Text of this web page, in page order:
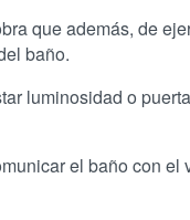
que además, de
baño.
luminosidad o
el baño con